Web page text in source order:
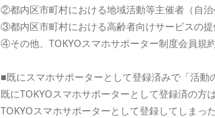
②都内区市町村における地域活動等主催者（自治
③都内区市町村における高齢者向けサービスの
④その他、TOKYOスマホサポーター制度会員規
■既にスマホサポーターとして登録済みで「活
既にTOKYOスマホサポーターとして登録済の方
TOKYOスマホサポーターとして登録してしまった